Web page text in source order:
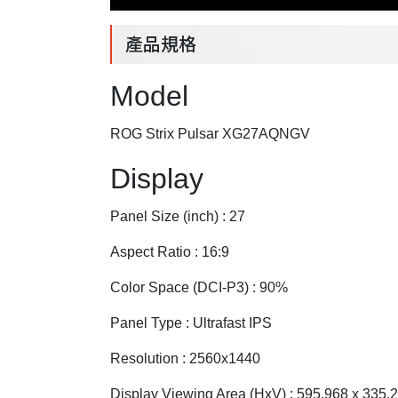
產品規格
Model
ROG Strix Pulsar XG27AQNGV
Display
Panel Size (inch) : 27
Aspect Ratio : 16:9
Color Space (DCI-P3) : 90%
Panel Type : Ultrafast IPS
Resolution : 2560x1440
Display Viewing Area (HxV) : 595.968 x